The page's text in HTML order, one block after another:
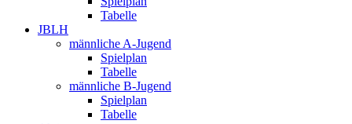
Tabelle
JBLH
männliche A-Jugend
Spielplan
Tabelle
männliche B-Jugend
Spielplan
Tabelle